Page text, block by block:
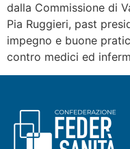
dalla Commissione di
Pia Ruggieri, past
impegno e buone
contro medici ed